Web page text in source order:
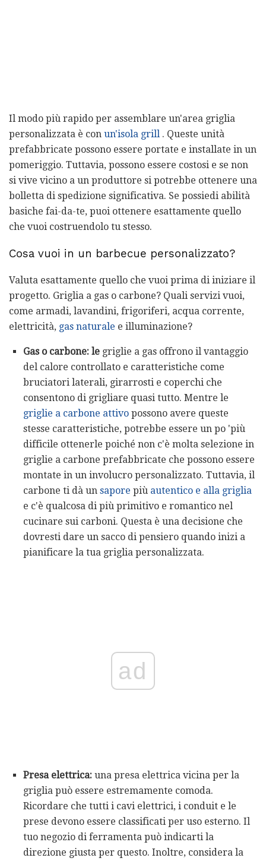
Il modo più rapido per assemblare un'area griglia
personalizzata è con un'isola grill . Queste unità
prefabbricate possono essere portate e installate in un
pomeriggio. Tuttavia, possono essere costosi e se non
si vive vicino a un produttore si potrebbe ottenere una
bolletta di spedizione significativa. Se possiedi abilità
basiche fai-da-te, puoi ottenere esattamente quello
che vuoi costruendolo tu stesso.
Cosa vuoi in un barbecue personalizzato?
Valuta esattamente quello che vuoi prima di iniziare il
progetto. Griglia a gas o carbone? Quali servizi vuoi,
come armadi, lavandini, frigoriferi, acqua corrente,
elettricità, gas naturale e illuminazione?
Gas o carbone: le griglie a gas offrono il vantaggio
del calore controllato e caratteristiche come
bruciatori laterali, girarrosti e coperchi che
consentono di grigliare quasi tutto. Mentre le
griglie a carbone attivo possono avere queste
stesse caratteristiche, potrebbe essere un po 'più
difficile ottenerle poiché non c'è molta selezione in
griglie a carbone prefabbricate che possono essere
montate in un involucro personalizzato. Tuttavia, il
carbone ti dà un sapore più autentico e alla griglia
e c'è qualcosa di più primitivo e romantico nel
cucinare sui carboni. Questa è una decisione che
dovresti dare un sacco di pensiero quando inizi a
pianificare la tua griglia personalizzata.
ad
Presa elettrica: una presa elettrica vicina per la
griglia può essere estremamente comoda.
Ricordare che tutti i cavi elettrici, i conduit e le
prese devono essere classificati per uso esterno. Il
tuo negozio di ferramenta può indicarti la
direzione giusta per questo. Inoltre, considera la